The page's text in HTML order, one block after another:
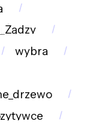
wybra